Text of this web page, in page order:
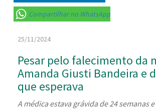
Compartilhar no WhatsApp
25/11/2024
Pesar pelo falecimento da
Amanda Giusti Bandeira e
que esperava
A médica estava grávida de 24 semanas